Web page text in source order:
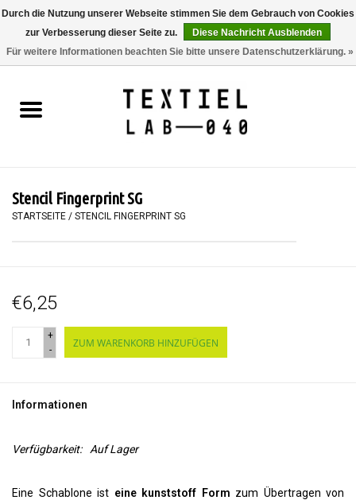
0 Artikel - €0,00
BÜCHER
MALEN
WORKSHOPS
SPECIALS
Stencil Fingerprint SG
STARTSEITE / STENCIL FINGERPRINT SG
€6,25
+
-
ZUM WARENKORB HINZUFÜGEN
Informationen
Verfügbarkeit: Auf Lager
Eine Schablone ist eine kunststoff Form zum Übertragen von
Durch die Nutzung unserer Webseite stimmen Sie dem Gebrauch von Cookies
zur Verbesserung dieser Seite zu.
Diese Nachricht Ausblenden
Für weitere Informationen beachten Sie bitte unsere Datenschutzerklärung. »